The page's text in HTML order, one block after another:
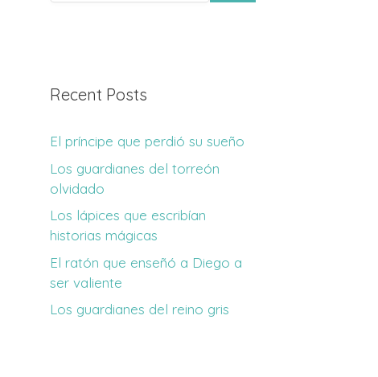
Recent Posts
El príncipe que perdió su sueño
Los guardianes del torreón
olvidado
Los lápices que escribían
historias mágicas
El ratón que enseñó a Diego a
ser valiente
Los guardianes del reino gris